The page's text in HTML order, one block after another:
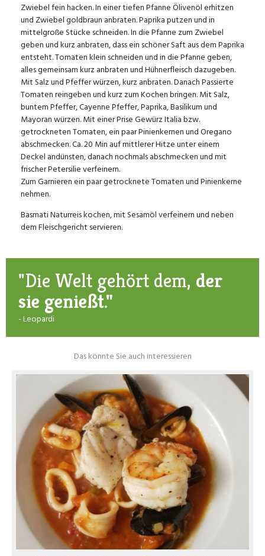
Zwiebel fein hacken. In einer tiefen Pfanne Ölivenöl erhitzen
und Zwiebel goldbraun anbraten. Paprika putzen und in
mittelgroße Stücke schneiden. In die Pfanne zum Zwiebel
geben und kurz anbraten, dass ein schöner Saft aus dem Paprika
entsteht. Tomaten klein schneiden und in die Pfanne geben,
alles gemeinsam kurz anbraten und Hühnerfleisch dazugeben.
Mit Salz und Pfeffer würzen, kurz anbraten. Danach Passierte
Tomaten reingeben und kurz zum Kochen bringen. Mit Salz,
buntem Pfeffer, Cayenne Pfeffer, Paprika, Basilikum und
Mayoran würzen. Mit einer Prise Gewürz Italia bzw.
getrockneten Tomaten, ein paar Pinienkernen und Oregano
abschmecken. Ca. 20 Min auf mittlerer Hitze unter einem
Deckel andünsten, danach nochmals abschmecken und mit
frischer Petersilie verfeinern.
Zum Garnieren ein paar getrocknete Tomaten und Pinienkerne
nehmen.
Basmati Naturreis kochen, mit Sesamöl verfeinern und neben
dem Fleischgericht servieren.
"Die Welt gehört dem, der
sie genießt."
- Leopardi
Das könnte Sie auch interessieren